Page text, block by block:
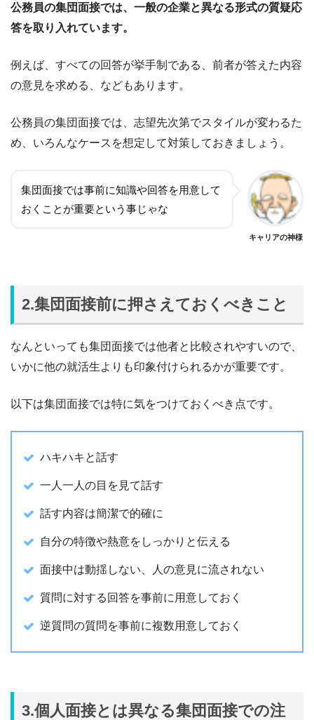
公務員の集団面接では、一般の企業と異なる形式の質疑応
答を取り入れています。
例えば、すべての回答が挙手制である、前者が答えた内容
の意見を求める、などもあります。
公務員の集団面接では、志望先次第でスタイルが変わるた
め、いろんなケースを想定して対策しておきましょう。
集団面接では事前に知識や回答を用意して
おくことが重要という事じゃな
キャリアの神様
2.集団面接前に押さえておくべきこと
なんといっても集団面接では他者と比較されやすいので、
いかに他の就活生よりも印象付けられるかが重要です。
以下は集団面接では特に気をつけておくべき点です。
ハキハキと話す
一人一人の目を見て話す
話す内容は簡潔で的確に
自分の特徴や熱意をしっかりと伝える
面接中は動揺しない、人の意見に流されない
質問に対する回答を事前に用意しておく
逆質問の質問を事前に複数用意しておく
3.個人面接とは異なる集団面接での注